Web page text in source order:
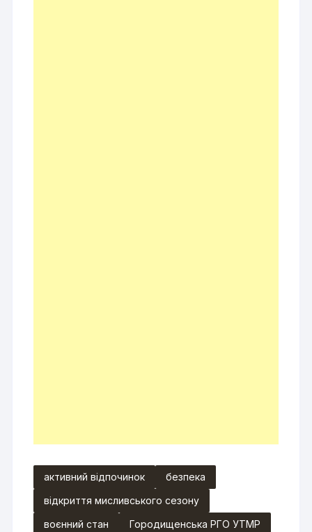
активний відпочинок
безпека
відкриття мисливського сезону
воєнний стан
Городищенська РГО УТМР